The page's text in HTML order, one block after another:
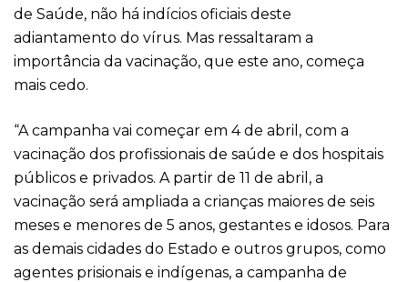
de Saúde, não há indícios oficiais deste
adiantamento do vírus. Mas ressaltaram a
importância da vacinação, que este ano, começa
mais cedo.
“A campanha vai começar em 4 de abril, com a
vacinação dos profissionais de saúde e dos hospitais
públicos e privados. A partir de 11 de abril, a
vacinação será ampliada a crianças maiores de seis
meses e menores de 5 anos, gestantes e idosos. Para
as demais cidades do Estado e outros grupos, como
agentes prisionais e indígenas, a campanha de